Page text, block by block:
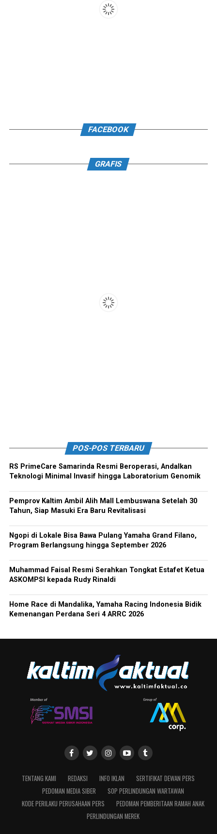
FACEBOOK
GRAFIS
POS-POS TERBARU
RS PrimeCare Samarinda Resmi Beroperasi, Andalkan
Teknologi Minimal Invasif hingga Laboratorium Genomik
Pemprov Kaltim Ambil Alih Mall Lembuswana Setelah 30
Tahun, Siap Masuki Era Baru Revitalisasi
Ngopi di Lokale Bisa Bawa Pulang Yamaha Grand Filano,
Program Berlangsung hingga September 2026
Muhammad Faisal Resmi Serahkan Tongkat Estafet Ketua
ASKOMPSI kepada Rudy Rinaldi
Home Race di Mandalika, Yamaha Racing Indonesia Bidik
Kemenangan Perdana Seri 4 ARRC 2026
TENTANG KAMI REDAKSI INFO IKLAN
SERTIFIKAT DEWAN PERS
PEDOMAN MEDIA SIBER
SOP PERLINDUNGAN WARTAWAN
KODE PERILAKU PERUSAHAAN PERS
PEDOMAN PEMBERITAAN RAMAH ANAK
PERLINDUNGAN MEREK